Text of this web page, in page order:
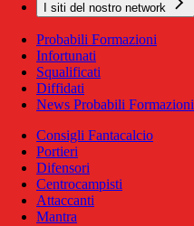
I siti del nostro network
Probabili Formazioni
Infortunati
Squalificati
Diffidati
News Probabili Formazioni
Consigli Fantacalcio
Portieri
Difensori
Centrocampisti
Attaccanti
Mantra